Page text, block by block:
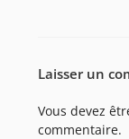
Laisser un
Vous devez
commentaire.